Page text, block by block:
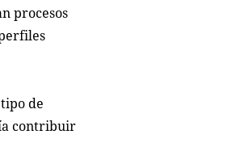
procesos
de
contribuir